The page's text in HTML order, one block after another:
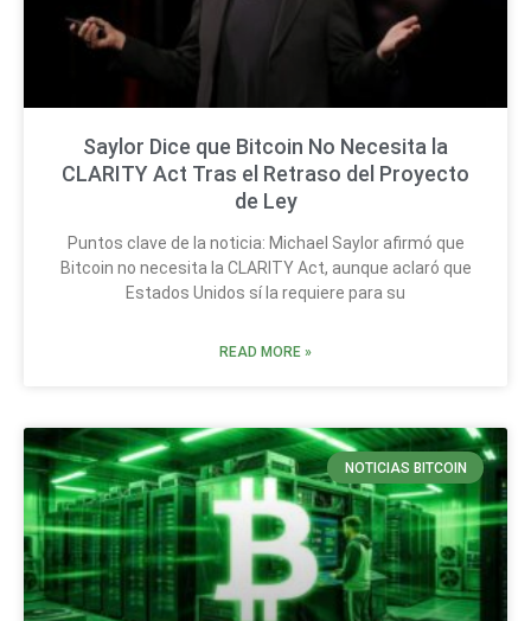
Saylor Dice que Bitcoin No Necesita la
CLARITY Act Tras el Retraso del Proyecto
de Ley
Puntos clave de la noticia: Michael Saylor afirmó que
Bitcoin no necesita la CLARITY Act, aunque aclaró que
Estados Unidos sí la requiere para su
READ MORE »
NOTICIAS BITCOIN